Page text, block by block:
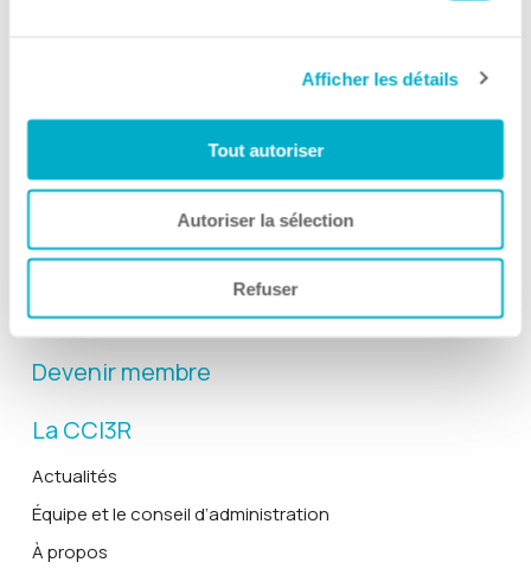
Afficher les détails
Tout autoriser
Autoriser la sélection
Refuser
Activités
Gala Radisson
Solutions TI
Devenir membre
La CCI3R
Actualités
Équipe et le conseil d’administration
À propos